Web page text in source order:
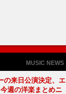
MUSIC NEWS
の来日公演決定、エ
週の洋楽まとめニ